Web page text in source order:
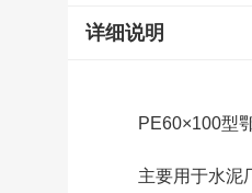
详细说明
PE60×100型
主要用于水泥